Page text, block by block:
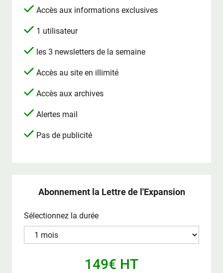
Accès aux informations exclusives
1 utilisateur
les 3 newsletters de la semaine
Accès au site en illimité
Accès aux archives
Alertes mail
Pas de publicité
Abonnement la Lettre de l'Expansion
Sélectionnez la durée
149€ HT